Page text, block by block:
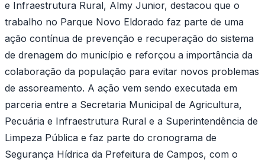
e Infraestrutura Rural, Almy Junior, destacou que o
trabalho no Parque Novo Eldorado faz parte de uma
ação contínua de prevenção e recuperação do sistema
de drenagem do município e reforçou a importância da
colaboração da população para evitar novos problemas
de assoreamento. A ação vem sendo executada em
parceria entre a Secretaria Municipal de Agricultura,
Pecuária e Infraestrutura Rural e a Superintendência de
Limpeza Pública e faz parte do cronograma de
Segurança Hídrica da Prefeitura de Campos, com o